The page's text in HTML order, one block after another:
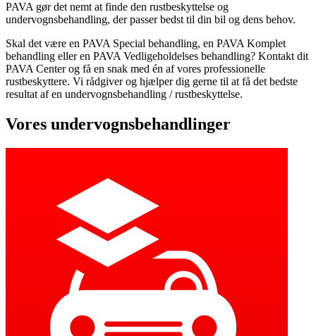
PAVA gør det nemt at finde den rustbeskyttelse og
undervognsbehandling, der passer bedst til din bil og dens behov.
Skal det være en PAVA Special behandling, en PAVA Komplet
behandling eller en PAVA Vedligeholdelses behandling? Kontakt dit
PAVA Center og få en snak med én af vores professionelle
rustbeskyttere. Vi rådgiver og hjælper dig gerne til at få det bedste
resultat af en undervognsbehandling / rustbeskyttelse.
Vores undervognsbehandlinger